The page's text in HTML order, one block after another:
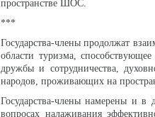
пространстве ШОС.
***
Государства-члены продолжат
области туризма,
дружбы и сотрудничества,
народов, проживающих на
Государства-члены намерены и в
вопросах налаживания